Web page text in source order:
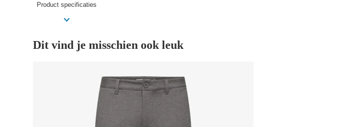
Product specificaties
Dit vind je misschien ook leuk